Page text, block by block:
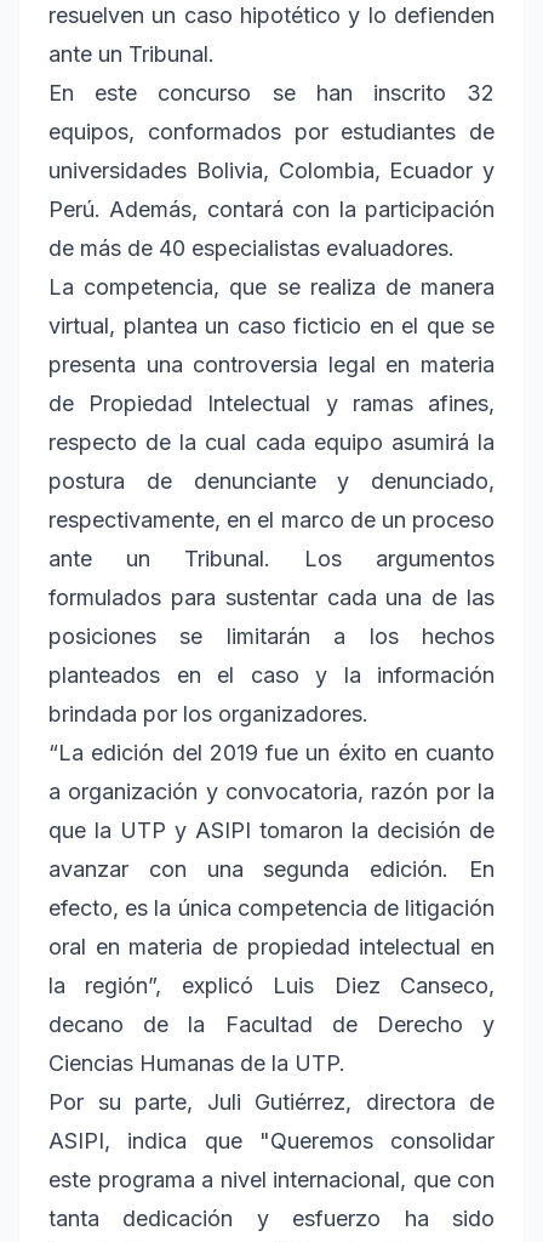
resuelven un caso hipotético y lo defienden
ante un Tribunal.
En este concurso se han inscrito 32
equipos, conformados por estudiantes de
universidades Bolivia, Colombia, Ecuador y
Perú. Además, contará con la participación
de más de 40 especialistas evaluadores.
La competencia, que se realiza de manera
virtual, plantea un caso ficticio en el que se
presenta una controversia legal en materia
de Propiedad Intelectual y ramas afines,
respecto de la cual cada equipo asumirá la
postura de denunciante y denunciado,
respectivamente, en el marco de un proceso
ante un Tribunal. Los argumentos
formulados para sustentar cada una de las
posiciones se limitarán a los hechos
planteados en el caso y la información
brindada por los organizadores.
“La edición del 2019 fue un éxito en cuanto
a organización y convocatoria, razón por la
que la UTP y ASIPI tomaron la decisión de
avanzar con una segunda edición. En
efecto, es la única competencia de litigación
oral en materia de propiedad intelectual en
la región”, explicó Luis Diez Canseco,
decano de la Facultad de Derecho y
Ciencias Humanas de la UTP.
Por su parte, Juli Gutiérrez, directora de
ASIPI, indica que "Queremos consolidar
este programa a nivel internacional, que con
tanta dedicación y esfuerzo ha sido